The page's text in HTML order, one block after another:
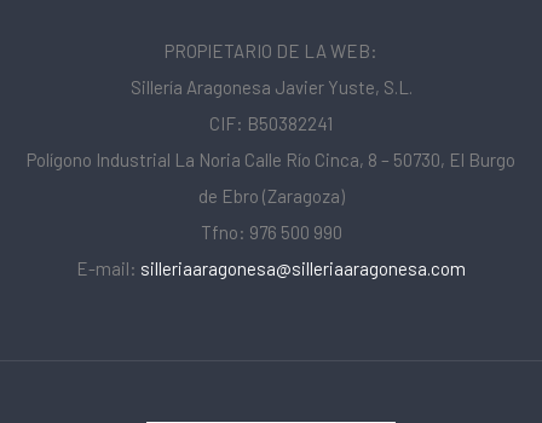
PROPIETARIO DE LA WEB:
Sillería Aragonesa Javier Yuste, S.L.
CIF: B50382241
Polígono Industrial La Noria Calle Río Cinca, 8 – 50730, El Burgo
de Ebro (Zaragoza)
Tfno: 976 500 990
E-mail: silleriaaragonesa@silleriaaragonesa.com